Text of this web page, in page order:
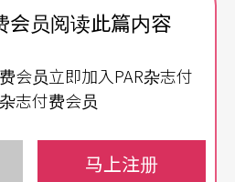
父亲坟头的大理石立碑上，
砸鸡蛋抗议游行的新闻画
会员阅读此篇内容
会员立即加入PAR杂志付
志付费会员
马上注册